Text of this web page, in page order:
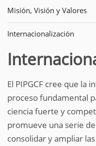
Misión, Visión y Valores
Internacionalización
El PIPGCF cree que la
proceso fundamental
ciencia fuerte y
promueve una serie
consolidar y ampliar